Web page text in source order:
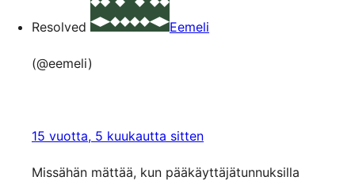
Resolved Eemeli
(@eemeli)
15 vuotta, 5 kuukautta sitten
Missähän mättää, kun pääkäyttäjätunnuksilla